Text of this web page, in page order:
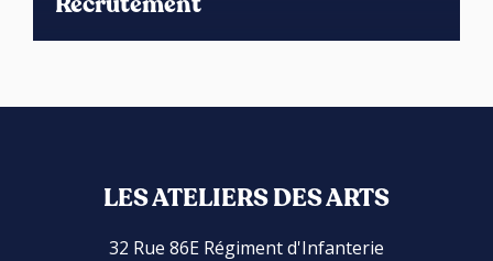
LES ATELIERS DES ARTS
32 Rue 86E Régiment d'Infanterie